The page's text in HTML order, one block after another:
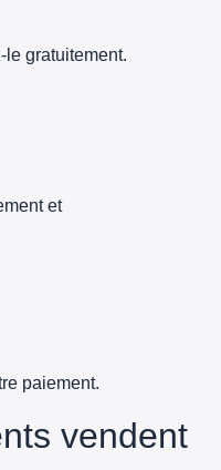
gratuitement.
et
paiement.
vendent